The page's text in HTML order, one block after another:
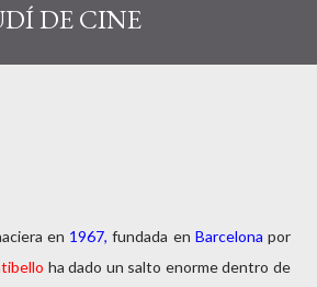
DE CINE
en 1967, fundada en Barcelona por
ha dado un salto enorme dentro de